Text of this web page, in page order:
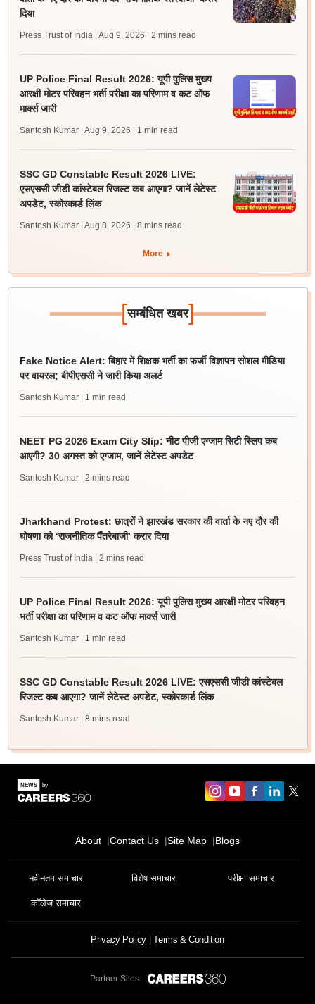
दिया
Press Trust of India | Aug 9, 2026 | 2 mins read
UP Police Final Result 2026: यूपी पुलिस मुख्य
आरक्षी मोटर परिवहन भर्ती परीक्षा का परिणाम व कट ऑफ
मार्क्स जारी
Santosh Kumar | Aug 9, 2026 | 1 min read
SSC GD Constable Result 2026 LIVE:
एसएससी जीडी कांस्टेबल रिजल्ट कब आएगा? जानें लेटेस्ट
अपडेट, स्कोरकार्ड लिंक
Santosh Kumar | Aug 8, 2026 | 8 mins read
More
[सम्बंधित खबर]
Fake Notice Alert: बिहार में शिक्षक भर्ती का फर्जी विज्ञापन सोशल मीडिया
पर वायरल; बीपीएससी ने जारी किया अलर्ट
Santosh Kumar | 1 min read
NEET PG 2026 Exam City Slip: नीट पीजी एग्जाम सिटी स्लिप कब
आएगी? 30 अगस्त को एग्जाम, जानें लेटेस्ट अपडेट
Santosh Kumar | 2 mins read
Jharkhand Protest: छात्रों ने झारखंड सरकार की वार्ता के नए दौर की
घोषणा को ‘राजनीतिक पैंतरेबाजी’ करार दिया
Press Trust of India | 2 mins read
UP Police Final Result 2026: यूपी पुलिस मुख्य आरक्षी मोटर परिवहन
भर्ती परीक्षा का परिणाम व कट ऑफ मार्क्स जारी
Santosh Kumar | 1 min read
SSC GD Constable Result 2026 LIVE: एसएससी जीडी कांस्टेबल
रिजल्ट कब आएगा? जानें लेटेस्ट अपडेट, स्कोरकार्ड लिंक
Santosh Kumar | 8 mins read
About Contact Us Site Map Blogs
नवीनतम समाचार विशेष समाचार परीक्षा समाचार
कॉलेज समाचार
Privacy Policy Terms & Condition
Partner Sites: